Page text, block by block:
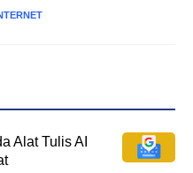
Alat Tulis AI